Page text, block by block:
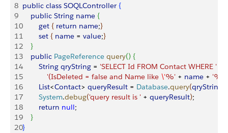
8 public class SOQLController {
9
    public
String name {
10
        get
{ return name;}
11
        set
{ name = value;}
12
}
13
    public
PageReference query() {
14
        String
qryString = 'SELECT Id FROM Contact WHERE '
15
            '(IsDeleted = false and Name like
\'%' + name + '%
16
        List
<Contact> queryResult = Database.query(qryString
17
        System
.debug('query result is ' + queryResult);
18
        return
null;
19
}
20}